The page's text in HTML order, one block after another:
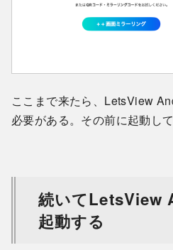
ここまで来たら、LetsView
必要がある。その前に起動し
続いてLetsView
起動する